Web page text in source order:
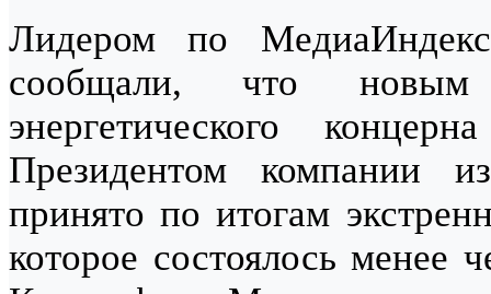
Лидером по
сообщали, что новым
энергетического
Президентом компании
принято по итогам
которое состоялось менее